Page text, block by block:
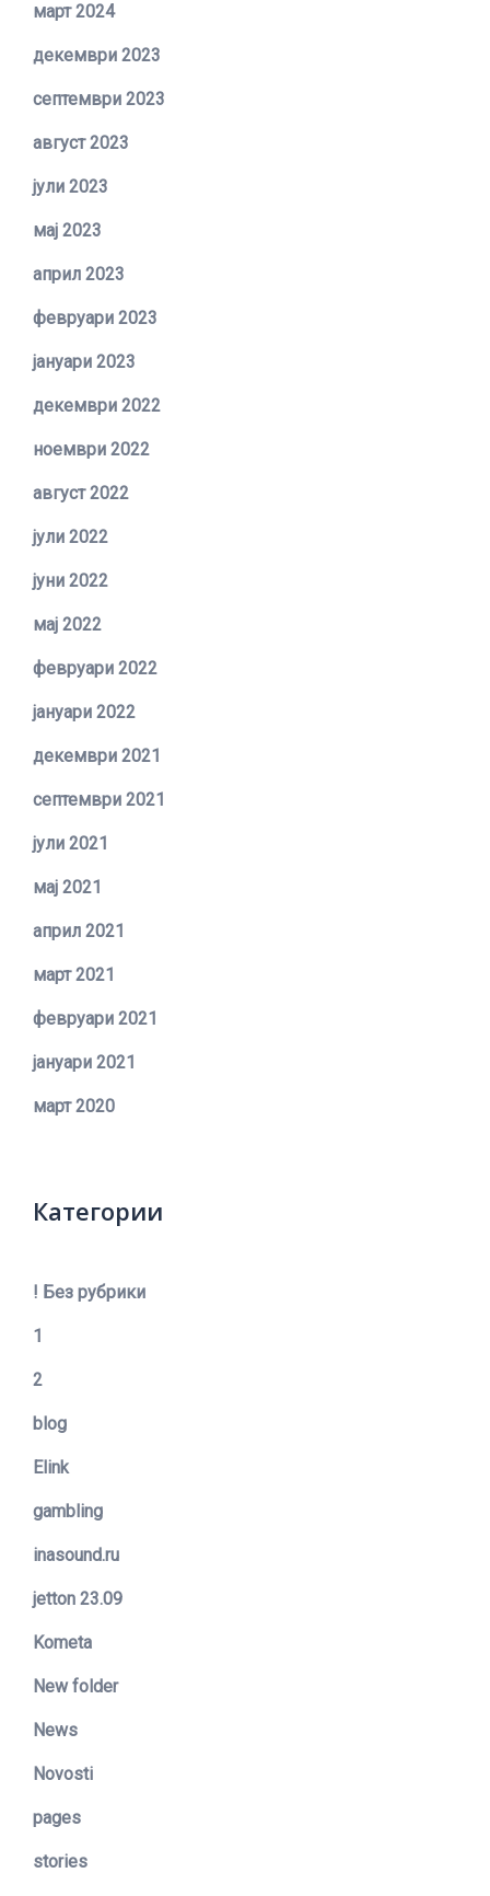
март 2024
декември 2023
септември 2023
август 2023
јули 2023
мај 2023
април 2023
февруари 2023
јануари 2023
декември 2022
ноември 2022
август 2022
јули 2022
јуни 2022
мај 2022
февруари 2022
јануари 2022
декември 2021
септември 2021
јули 2021
мај 2021
април 2021
март 2021
февруари 2021
јануари 2021
март 2020
Категории
! Без рубрики
1
2
blog
Elink
gambling
inasound.ru
jetton 23.09
Kometa
New folder
News
Novosti
pages
stories